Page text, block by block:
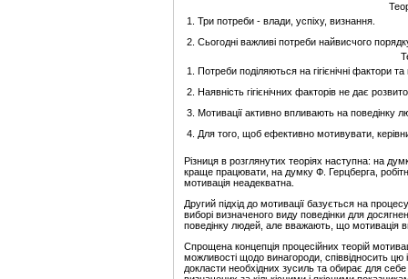
1. Три потреби - влади, успіху, визнання.
2. Сьогодні важливі потреби найвисчого
1. Потреби поділяються на гігієнічні фактори та
2. Наявність гігієнічних факторів не дає
3. Мотивації активно впливають на поведінку
4. Для того, щоб ефективно мотивувати,
Різниця в розглянутих теоріях наступна: на
краще працювати, на думку Ф. Герцберга,
мотивація неадекватна.
Другий підхід до мотивації базується на
виборі визначеного виду поведінки для
поведінку людей, але вважають, що мотивація
Спрощена концепція процесійних теорій
можливості щодо винагороди, співвідносить
докласти необхідних зусиль та обирає для